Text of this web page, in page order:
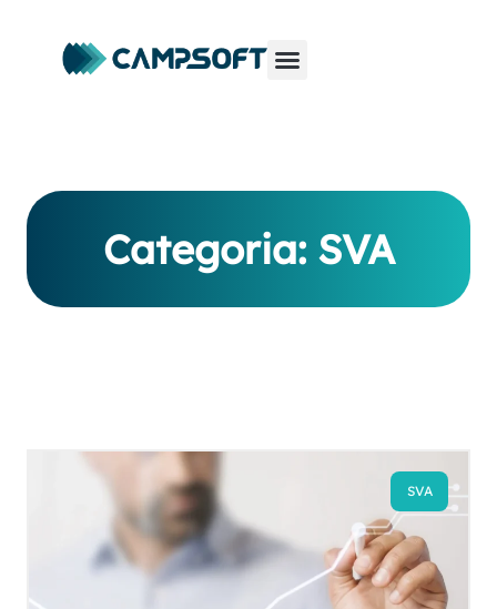
Categoria: SVA
SVA